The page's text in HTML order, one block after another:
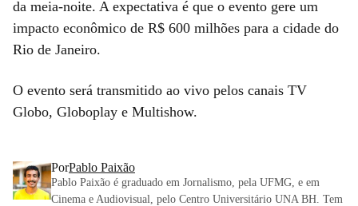
da meia-noite. A expectativa é que o evento gere um
impacto econômico de R$ 600 milhões para a cidade do
Rio de Janeiro.
O evento será transmitido ao vivo pelos canais TV
Globo, Globoplay e Multishow.
PorPablo Paixão
Pablo Paixão é graduado em Jornalismo, pela UFMG, e em
Cinema e Audiovisual, pelo Centro Universitário UNA BH. Tem